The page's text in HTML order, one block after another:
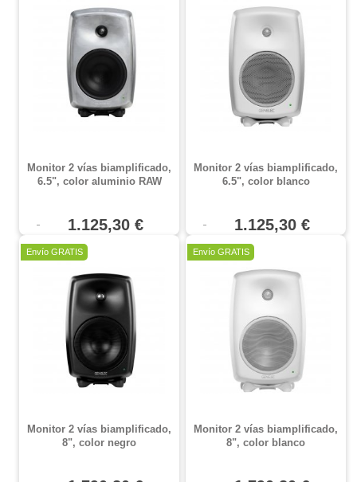
Monitor 2 vías biamplificado,
6.5", color aluminio RAW
1.125,30 €
Monitor 2 vías biamplificado,
6.5", color blanco
1.125,30 €
Monitor 2 vías biamplificado,
8", color negro
Envío GRATIS
Monitor 2 vías biamplificado,
8", color blanco
Envío GRATIS